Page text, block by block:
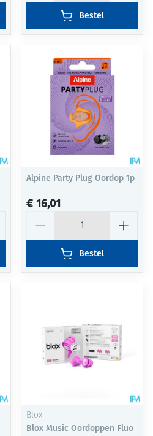
Bestel
Alpine Party Plug Oordop 1p
€ 16,01
Bestel
Blox
Blox Music Oordoppen Fluo